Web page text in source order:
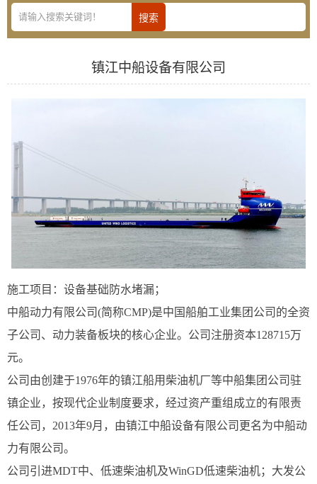
镇江中船设备有限公司
施工项目：设备基础防水堵漏；
中船动力有限公司(简称CMP)是中国船舶工业集团公司的全资
子公司、动力装备板块的核心企业。公司注册资本128715万
元。
公司由创建于1976年的镇江船用柴油机厂等中船集团公司驻
镇企业，按现代企业制度要求，经过资产重组成立的有限责
任公司，2013年9月，由镇江中船设备有限公司更名为中船动
力有限公司。
公司引进MDT中、低速柴油机及WinGD低速柴油机；大发公